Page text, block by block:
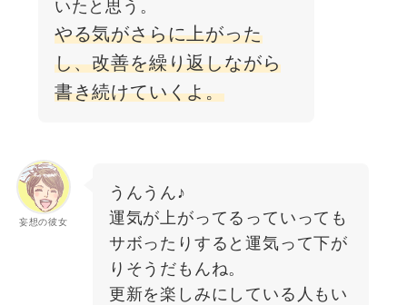
いたと思う。
やる気がさらに上がった
し、改善を繰り返しながら
書き続けていくよ。
妄想の彼女
うんうん♪
運気が上がってるっていっても
サボったりすると運気って下が
りそうだもんね。
更新を楽しみにしている人もい